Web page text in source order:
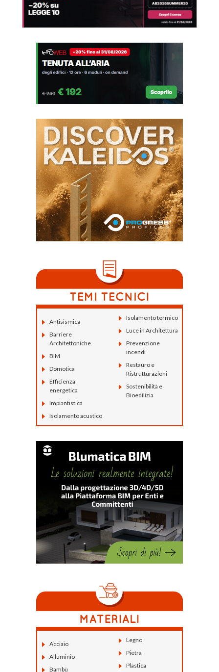
Antisismica
Barriere
Architettoniche
BIM
Domotica
Efficienza
energetica
Impiantistica
Isolamento acustico
Isolamento termico
Luce in Architettura
Prevenzione
incendi
Restauro e
Ristrutturazioni
Sostenibilità e
Bioedilizia
Acciaio
Alluminio
Bambù
Legno
Pietra
Plastica